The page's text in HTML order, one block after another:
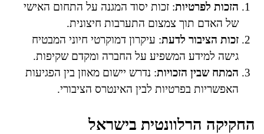
הזכות לפרטיות: זכות יסוד המגנה על התחום האישי
של האדם תוך צמצום התערבות חיצונית.
זכות הציבור לדעת: עיקרון דמוקרטי חיוני המבטיח
גישה למידע המשפיע על החברה ומקדם שקיפות.
המתח שבין הזכויות: נדרש יישום מאוזן בין הפגיעות
האפשריות בפרטיות לבין האינטרס הציבורי.
החקיקה הרלוונטית בישראל